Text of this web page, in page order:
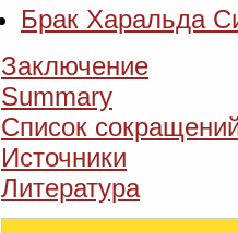
Брак Харальда
Заключение
Summary
Список
Источники
Литература